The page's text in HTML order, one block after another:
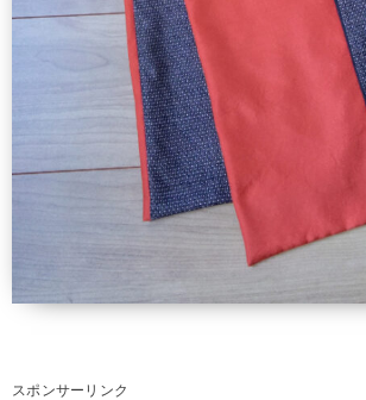
スポンサーリンク